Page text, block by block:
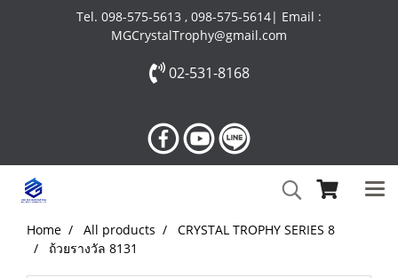
Tel. 098-575-5613 , 098-575-5614| Email :
MGCrystalTrophy@gmail.com
02-531-8168
Home All products
CRYSTAL TROPHY SERIES 8
ถ้วยรางวัล 8131